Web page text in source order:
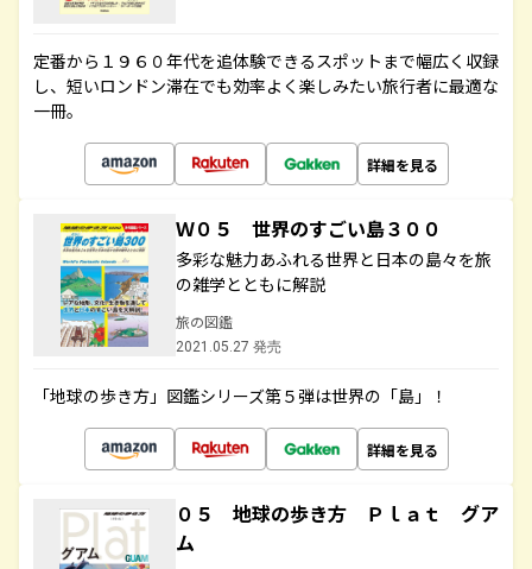
定番から１９６０年代を追体験できるスポットまで幅広く収録
し、短いロンドン滞在でも効率よく楽しみたい旅行者に最適な
一冊。
詳細を見る
Ｗ０５ 世界のすごい島３００
多彩な魅力あふれる世界と日本の島々を旅
の雑学とともに解説
旅の図鑑
2021.05.27 発売
「地球の歩き方」図鑑シリーズ第５弾は世界の「島」！
詳細を見る
０５ 地球の歩き方 Ｐｌａｔ グア
ム